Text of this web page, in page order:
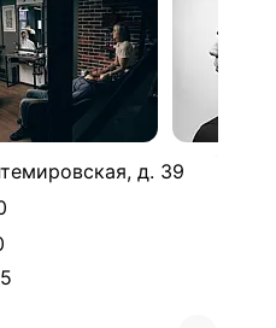
д. 39